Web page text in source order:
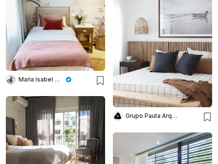
María Isabel Wetzel
Grupo Pauta Arquitectura